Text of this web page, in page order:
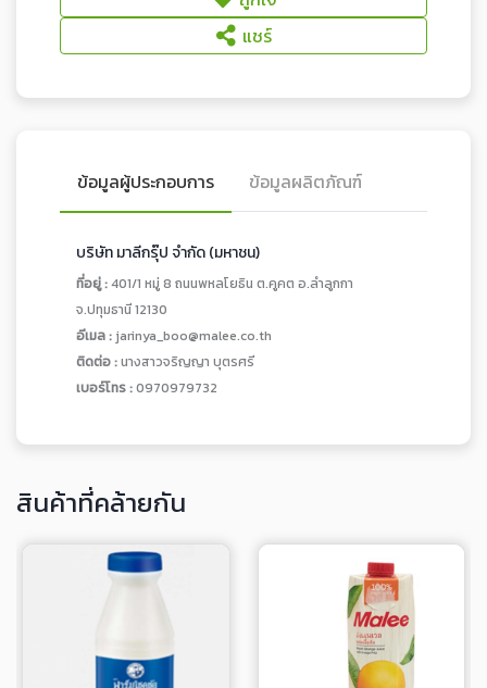
แชร์
ข้อมูลผู้ประกอบการ ข้อมูลผลิตภัณฑ์
บริษัท มาลีกรุ๊ป จำกัด (มหาชน)
ที่อยู่ :401/1 หมู่ 8 ถนนพหลโยธิน ต.คูคต อ.ลำลูกกา
จ.ปทุมธานี 12130
อีเมล : jarinya_boo@malee.co.th
ติดต่อ :นางสาวจริญญา บุตรศรี
เบอร์โทร :0970979732
สินค้าที่คล้ายกัน